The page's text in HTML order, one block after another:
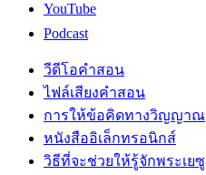
YouTube
Podcast
วีดีโอคำสอน
ไฟล์เสียงคำสอน
การให้ข้อคิดทางวิญญาณ
หนังสืออิเล็กทรอนิกส์
วิธีที่จะช่วยให้รู้จักพระเยซู